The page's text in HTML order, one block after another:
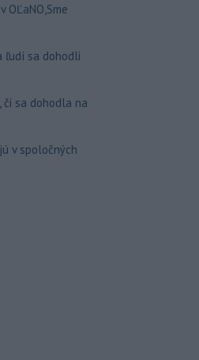
OĽaNO,Sme
ľudí sa dohodli
či sa dohodla na
v spoločných